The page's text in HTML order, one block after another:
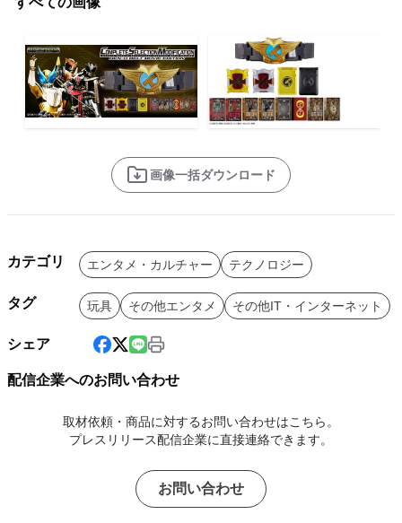
画像一括ダウンロード
カテゴリ エンタメ・カルチャー テクノロジー
タグ 玩具 その他エンタメ その他IT・インターネット
シェア
配信企業へのお問い合わせ
取材依頼・商品に対するお問い合わせはこちら。
プレスリリース配信企業に直接連絡できます。
お問い合わせ